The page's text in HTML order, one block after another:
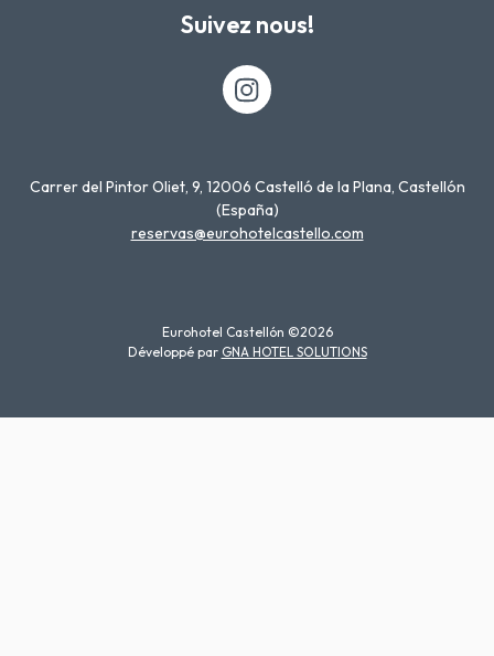
Suivez nous!
Instagram
Carrer del Pintor Oliet, 9, 12006 Castelló de la Plana, Castellón
(España)
reservas@eurohotelcastello.com
Eurohotel Castellón ©2026
Développé par GNA HOTEL SOLUTIONS